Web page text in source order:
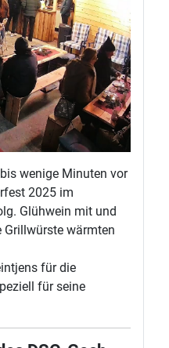
wenige Minuten vor
2025 im
Glühwein mit und
Grillwürste wärmten
für die
für seine